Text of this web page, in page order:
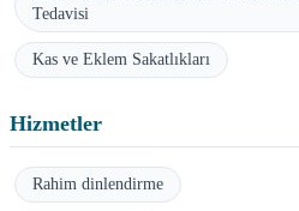
Tedavisi
Kas ve Eklem Sakatlıkları
Hizmetler
Rahim dinlendirme